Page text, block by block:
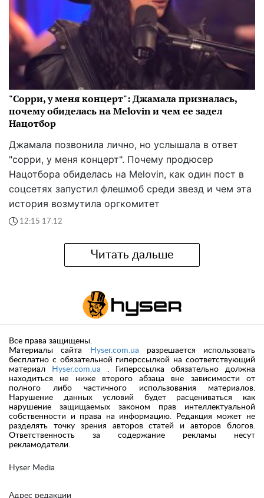
"Сорри, у меня концерт": Джамала призналась,
почему обиделась на Melovin и чем ее задел
Нацотбор
Джамала позвонила лично, но услышала в ответ
"сорри, у меня концерт". Почему продюсер
Нацотбора обиделась на Melovin, как один пост в
соцсетях запустил флешмоб среди звезд и чем эта
история возмутила оргкомитет
12:15 17.12
Читать дальше
Hyser Media
Адрес редакции
Все права защищены.
Материалы сайта
Hyser.com.ua разрешается использовать
бесплатно с обязательной гиперссылкой на соответствующий
материал
Hyser.com.ua . Гиперссылка обязательно должна
находиться не ниже второго абзаца вне зависимости от
полного либо частичного использования материалов.
Нарушение данных условий будет расцениваться как
нарушение защищаемых законом прав интеллектуальной
собственности и права на информацию. Редакция может не
разделять точку зрения авторов статей и авторов блогов.
Ответственность за содержание рекламы несут
рекламодатели.